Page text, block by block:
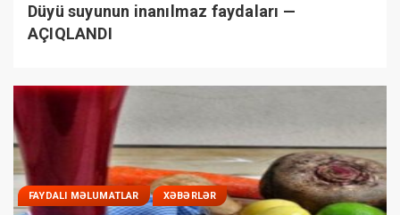
Düyü suyunun inanılmaz faydaları —
AÇIQLANDI
FAYDALI MƏLUMATLAR XƏBƏRLƏR